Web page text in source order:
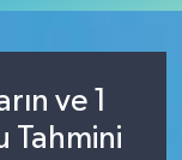
ve 1
Tahmini